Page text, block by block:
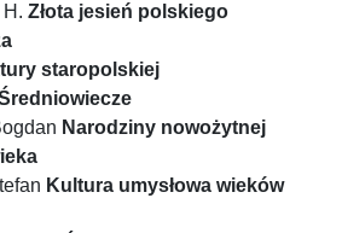
Złota jesień polskiego
staropolskiej
Narodziny nowożytnej
Kultura umysłowa wieków